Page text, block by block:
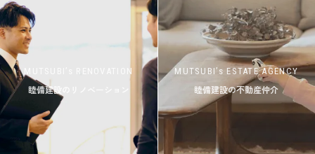
MUTSUBI’s RENOVATION
睦備建設のリノベーション
MUTSUBI’s ESTATE AGENCY
睦備建設の不動産仲介